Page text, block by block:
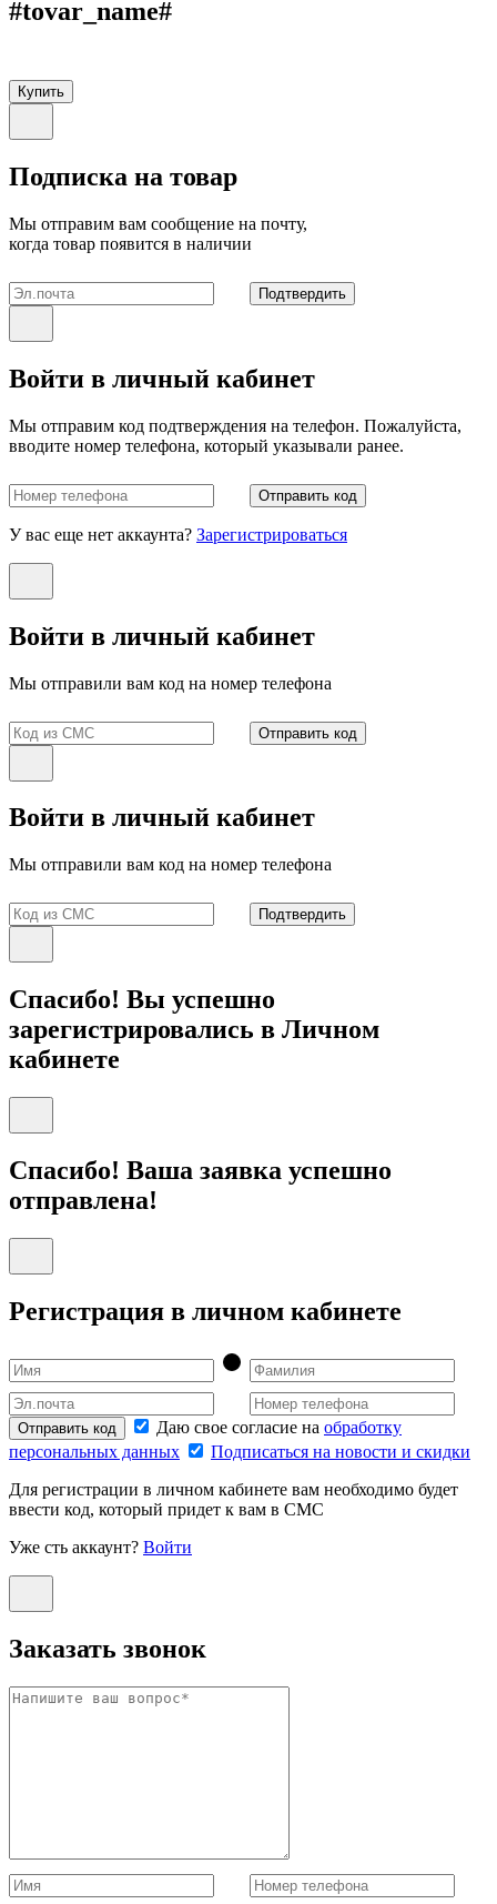
#tovar_name#
Купить
Подписка на товар
Мы отправим вам сообщение на почту,
когда товар появится в наличии
Подтвердить
Войти в личный кабинет
Мы отправим код подтверждения на телефон. Пожалуйста,
вводите номер телефона, который указывали ранее.
Отправить код
У вас еще нет аккаунта? Зарегистрироваться
Войти в личный кабинет
Мы отправили вам код на номер телефона
Отправить код
Войти в личный кабинет
Мы отправили вам код на номер телефона
Подтвердить
Спасибо! Вы успешно
зарегистрировались в Личном
кабинете
Спасибо! Ваша заявка успешно
отправлена!
Регистрация в личном кабинете
Отправить код Даю свое согласие на обработку
персональных данных
Подписаться на новости и скидки
Для регистрации в личном кабинете вам необходимо будет
ввести код, который придет к вам в СМС
Уже сть аккаунт? Войти
Заказать звонок